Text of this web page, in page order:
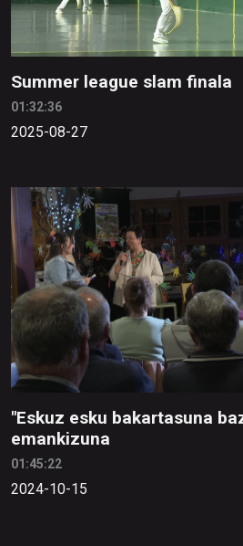
Summer league slam finala
01:32:36
2025-08-27
"Eskuz esku bakartasuna
emankizuna
01:45:22
2024-10-15